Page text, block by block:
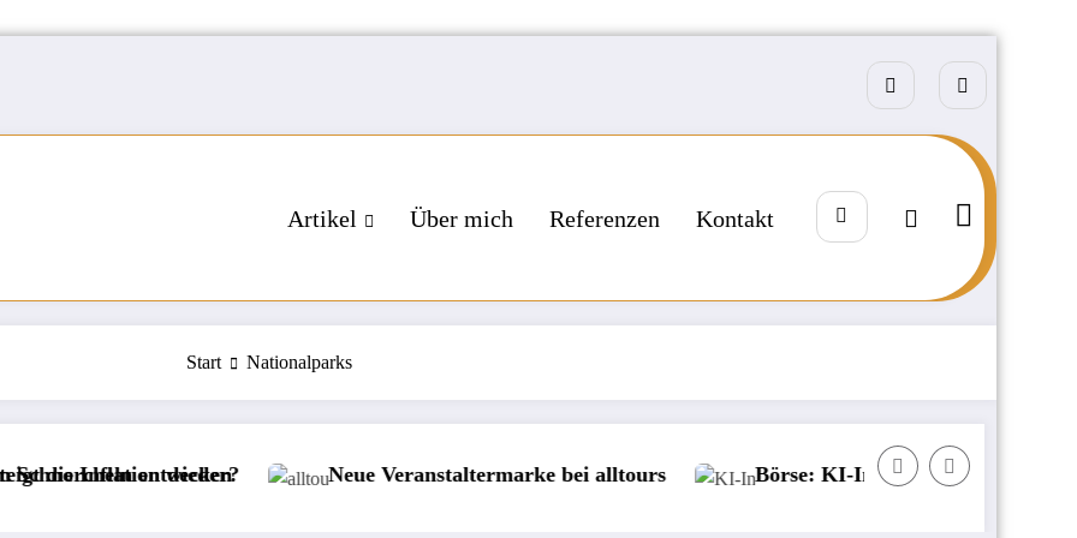
Artikel Über mich Referenzen Kontakt
Start Nationalparks
entdecken
wieder? Neue Veranstaltermarke bei alltours Börse: KI-Investoren zwischen Gier und